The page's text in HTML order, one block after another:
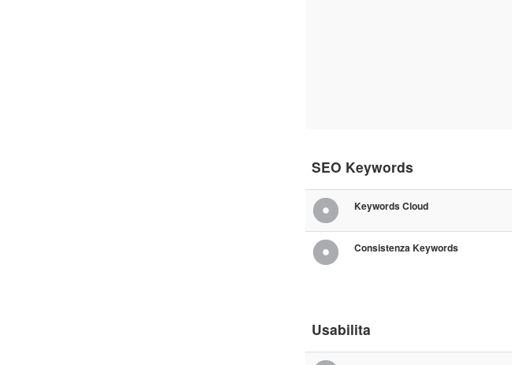
SEO Keywords
Keywords Cloud
Consistenza Keywords
Usabilita